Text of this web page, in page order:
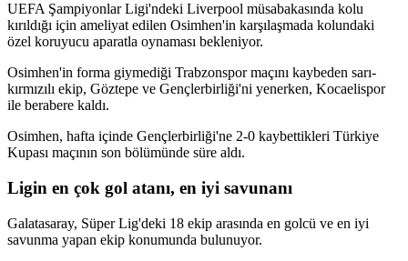
UEFA Şampiyonlar Ligi'ndeki Liverpool müsabakasında kolu
kırıldığı için ameliyat edilen Osimhen'in karşılaşmada kolundaki
özel koruyucu aparatla oynaması bekleniyor.
Osimhen'in forma giymediği Trabzonspor maçını kaybeden sarı-
kırmızılı ekip, Göztepe ve Gençlerbirliği'ni yenerken, Kocaelispor
ile berabere kaldı.
Osimhen, hafta içinde Gençlerbirliği'ne 2-0 kaybettikleri Türkiye
Kupası maçının son bölümünde süre aldı.
Ligin en çok gol atanı, en iyi savunanı
Galatasaray, Süper Lig'deki 18 ekip arasında en golcü ve en iyi
savunma yapan ekip konumunda bulunuyor.